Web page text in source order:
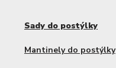
Sady do postýlky
Mantinely do postýlky